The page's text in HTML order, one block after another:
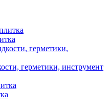
герметики, инструмент